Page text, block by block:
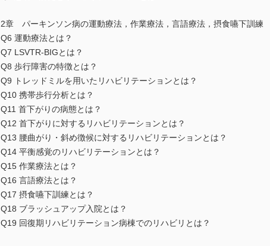
2章 パーキンソン病の運動療法，作業療法，言語療法，摂食嚥下訓練
Q6 運動療法とは？
Q7 LSVTR-BIGとは？
Q8 歩行障害の特徴とは？
Q9 トレッドミルを用いたリハビリテーションとは？
Q10 携帯歩行分析とは？
Q11 首下がりの病態とは？
Q12 首下がりに対するリハビリテーションとは？
Q13 腰曲がり・斜め徴候に対するリハビリテーションとは？
Q14 平衡感覚のリハビリテーションとは？
Q15 作業療法とは？
Q16 言語療法とは？
Q17 摂食嚥下訓練とは？
Q18 ブラッシュアップ入院とは？
Q19 回復期リハビリテーション病棟でのリハビリとは？